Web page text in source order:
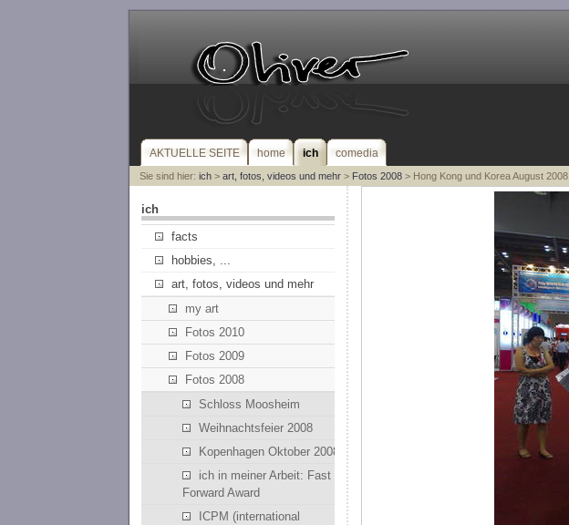
AKTUELLE SEITE home ich comedia
Sie sind hier: ich> art, fotos, videos und mehr> Fotos 2008> Hong Kong und Korea August 2008
ich
facts
hobbies, ...
art, fotos, videos und mehr
my art
Fotos 2010
Fotos 2009
Fotos 2008
Schloss Moosheim
Weihnachtsfeier 2008
Kopenhagen Oktober 2008
ich in meiner Arbeit: Fast
Forward Award
ICPM (international